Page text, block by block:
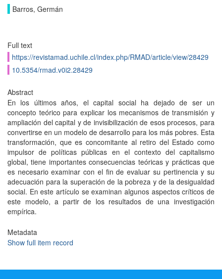
Barros, Germán
Full text
https://revistamad.uchile.cl/index.php/RMAD/article/view/28429
10.5354/rmad.v0i2.28429
Abstract
En los últimos años, el capital social ha dejado de ser un
concepto teórico para explicar los mecanismos de transmisión y
ampliación del capital y de invisibilización de esos procesos, para
convertirse en un modelo de desarrollo para los más pobres. Esta
transformación, que es concomitante al retiro del Estado como
impulsor de políticas públicas en el contexto del capitalismo
global, tiene importantes consecuencias teóricas y prácticas que
es necesario examinar con el fin de evaluar su pertinencia y su
adecuación para la superación de la pobreza y de la desigualdad
social. En este artículo se examinan algunos aspectos críticos de
este modelo, a partir de los resultados de una investigación
empírica.
Metadata
Show full item record